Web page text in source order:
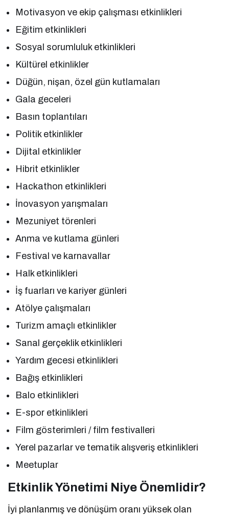
Motivasyon ve ekip çalışması etkinlikleri
Eğitim etkinlikleri
Sosyal sorumluluk etkinlikleri
Kültürel etkinlikler
Düğün, nişan, özel gün kutlamaları
Gala geceleri
Basın toplantıları
Politik etkinlikler
Dijital etkinlikler
Hibrit etkinlikler
Hackathon etkinlikleri
İnovasyon yarışmaları
Mezuniyet törenleri
Anma ve kutlama günleri
Festival ve karnavallar
Halk etkinlikleri
İş fuarları ve kariyer günleri
Atölye çalışmaları
Turizm amaçlı etkinlikler
Sanal gerçeklik etkinlikleri
Yardım gecesi etkinlikleri
Bağış etkinlikleri
Balo etkinlikleri
E-spor etkinlikleri
Film gösterimleri / film festivalleri
Yerel pazarlar ve tematik alışveriş etkinlikleri
Meetuplar
Etkinlik Yönetimi Niye Önemlidir?
İyi planlanmış ve dönüşüm oranı yüksek olan